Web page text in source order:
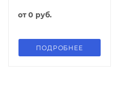
от0 руб.
ПОДРОБНЕЕ